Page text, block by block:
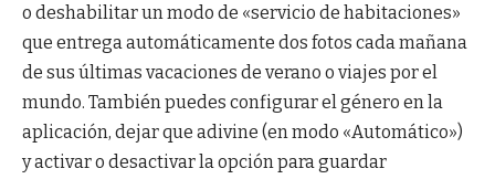
o deshabilitar un modo de «servicio de habitaciones»
que entrega automáticamente dos fotos cada mañana
de sus últimas vacaciones de verano o viajes por el
mundo. También puedes configurar el género en la
aplicación, dejar que adivine (en modo «Automático»)
y activar o desactivar la opción para guardar